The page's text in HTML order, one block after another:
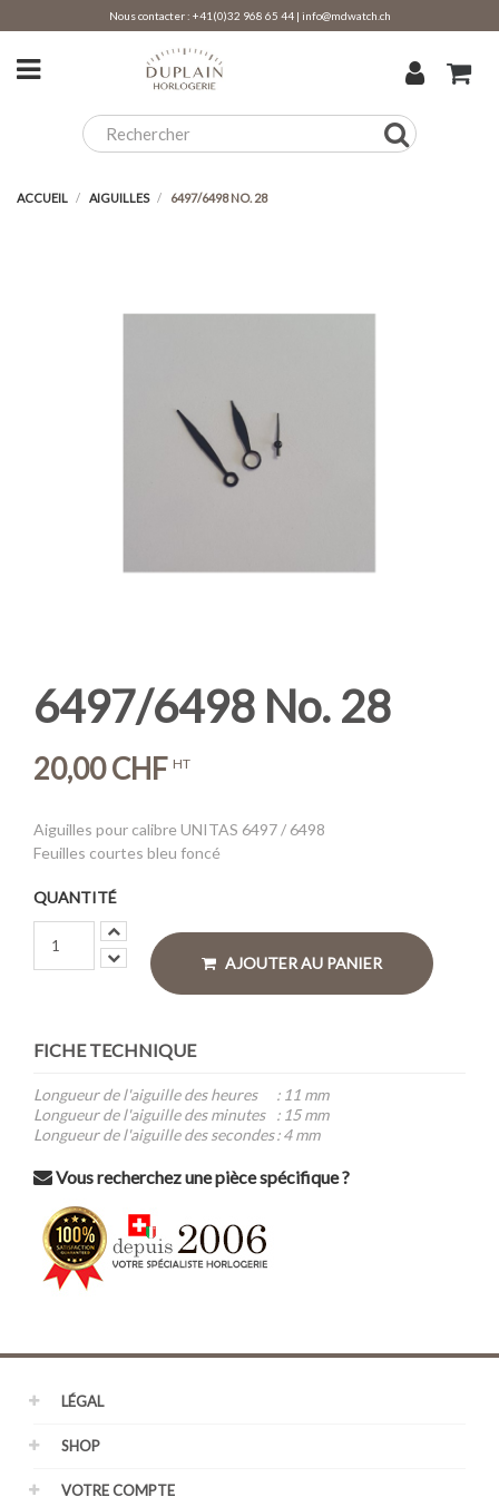
Nous contacter : +41(0)32 968 65 44| info@mdwatch.ch
ACCUEIL AIGUILLES 6497/6498 NO. 28
6497/6498 No. 28
20,00 CHF HT
Aiguilles pour calibre UNITAS 6497 / 6498
Feuilles courtes bleu foncé
QUANTITÉ
AJOUTER AU PANIER
FICHE TECHNIQUE
Longueur de l'aiguille des heures : 11 mm
Longueur de l'aiguille des minutes
: 15 mm
Longueur de l'aiguille des secondes:4 mm
Vous recherchez une pièce spécifique ?
LÉGAL
SHOP
VOTRE COMPTE